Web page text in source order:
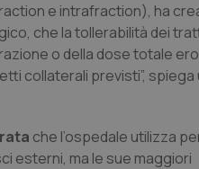
e intrafraction), ha
che la tollerabilità dei
o della dose totale
collaterali previsti”, spiega
che l’ospedale utilizza
esterni, ma le sue maggiori